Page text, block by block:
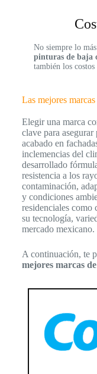
No siempre lo
pinturas de baja
también los
Las mejores
Elegir una marca
clave para
acabado en
inclemencias del
desarrollado
resistencia a los
contaminación,
y condiciones
residenciales como
su tecnología,
mercado mexicano.
A continuación, te
mejores marcas